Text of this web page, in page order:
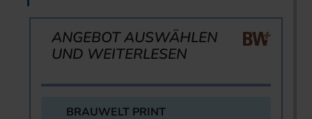
ANGEBOT AUSWÄHLEN
UND WEITERLESEN
BRAUWELT PRINT